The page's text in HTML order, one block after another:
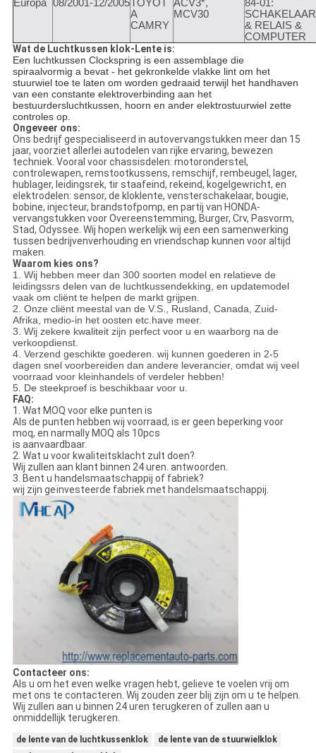
Europa 08/2001-12/2005TOYOT
A
CAMRY
ACV3*,
MCV30
84-01:
SCHAKELAAR
& RELAIS &
COMPUTER
Wat de Luchtkussen klok-Lente is:
Een luchtkussen Clockspring is een assemblage die
spiraalvormig a bevat - het gekronkelde vlakke lint om het
stuurwiel toe te laten om worden gedraaid terwijl het handhaven
van een constante elektroverbinding aan het
bestuurdersluchtkussen, hoorn en ander elektrostuurwiel zette
controles op.
Ongeveer ons:
Ons bedrijf gespecialiseerd in autovervangstukken meer dan 15
jaar, voorziet allerlei autodelen van rijke ervaring, bewezen
techniek. Vooral voor chassisdelen: motoronderstel,
controlewapen, remstootkussens, remschijf, rembeugel, lager,
hublager, leidingsrek, tir staafeind, rekeind, kogelgewricht, en
elektrodelen: sensor, de kloklente, vensterschakelaar, bougie,
bobine, injecteur, brandstofpomp, en partij van HONDA-
vervangstukken voor Overeenstemming, Burger, Crv, Pasvorm,
Stad, Odyssee. Wij hopen werkelijk wij een een samenwerking
tussen bedrijvenverhouding en vriendschap kunnen voor altijd
maken.
Waarom kies ons?
1. Wij hebben meer dan 300 soorten model en relatieve de
leidingssrs delen van de luchtkussendekking, en updatemodel
vaak om cliënt te helpen de markt grijpen.
2. Onze cliënt meestal van de V.S., Rusland, Canada, Zuid-
Afrika, medio-in het oosten etc.have meer.
3. Wij zekere kwaliteit zijn perfect voor u en waarborg na de
verkoopdienst.
4. Verzend geschikte goederen. wij kunnen goederen in 2-5
dagen snel voorbereiden dan andere leverancier, omdat wij veel
voorraad voor kleinhandels of verdeler hebben!
5. De steekproef is beschikbaar voor u.
FAQ:
1. Wat MOQ voor elke punten is
Als de punten hebben wij voorraad, is er geen beperking voor
moq, en narmally MOQ als 10pcs
is aanvaardbaar.
2. Wat u voor kwaliteitsklacht zult doen?
Wij zullen aan klant binnen 24 uren. antwoorden.
3. Bent u handelsmaatschappij of fabriek?
wij zijn geïnvesteerde fabriek met handelsmaatschappij.
Contacteer ons:
Als u om het even welke vragen hebt, gelieve te voelen vrij om
met ons te contacteren. Wij zouden zeer blij zijn om u te helpen.
Wij zullen aan u binnen 24 uren terugkeren of zullen aan u
onmiddellijk terugkeren.
de lente van de luchtkussenklok
de lente van de stuurwielklok